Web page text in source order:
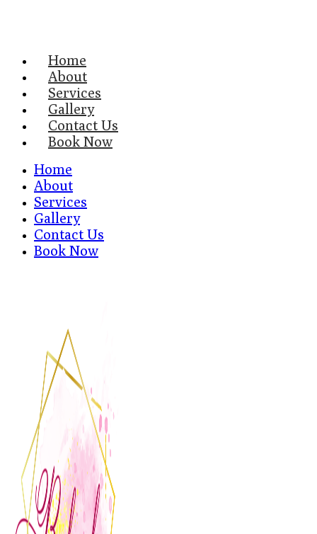
Home
About
Services
Gallery
Contact Us
Book Now
Home
About
Services
Gallery
Contact Us
Book Now